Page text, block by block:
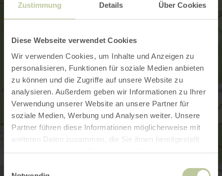
Zustimmung Details Über Cookies
Diese Webseite verwendet Cookies
Wir verwenden Cookies, um Inhalte und Anzeigen zu
personalisieren, Funktionen für soziale Medien anbieten
zu können und die Zugriffe auf unsere Website zu
analysieren. Außerdem geben wir Informationen zu Ihrer
Verwendung unserer Website an unsere Partner für
soziale Medien, Werbung und Analysen weiter. Unsere
Partner führen diese Informationen möglicherweise mit
weiteren Daten zusammen, die Sie ihnen bereitgestellt